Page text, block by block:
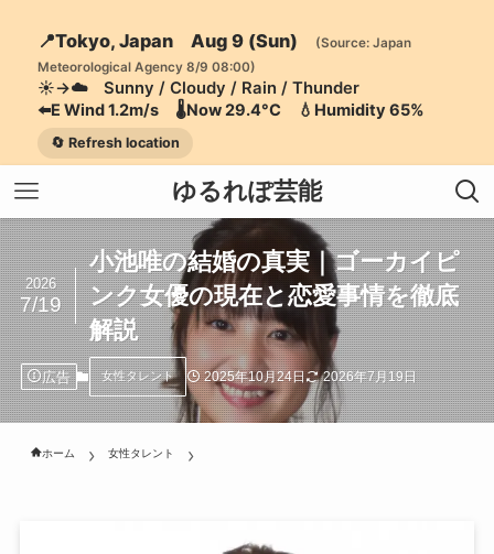
📍Tokyo, Japan Aug 9 (Sun)
(Source: Japan
Meteorological Agency 8/9 08:00)
☀️→☁️ Sunny / Cloudy / Rain / Thunder
⬅️E Wind 1.2m/s 🌡️Now 29.4°C 💧Humidity 65%
🔄 Refresh location
ゆるれぽ芸能
小池唯の結婚の真実｜ゴーカイピ
ンク女優の現在と恋愛事情を徹底
解説
2026
7/19
広告 女性タレント 2025年10月24日 2026年7月19日
ホーム 女性タレント